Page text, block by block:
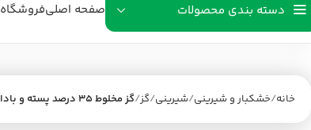
دسته بندی محصولات صفحه اصلیفروشگاه
خانه خشکبار و شیرینی شیرینی گز گز مخلوط 35 درصد پسته و بادام کادویی